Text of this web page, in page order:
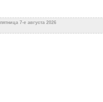
пятница 7-е августа 2026